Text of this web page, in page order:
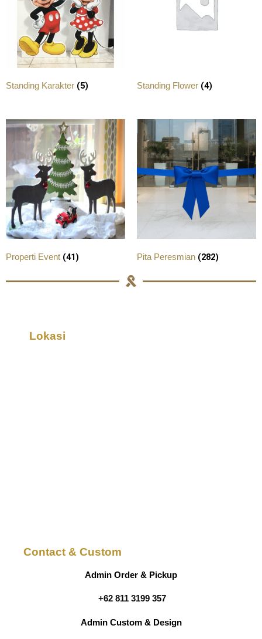
Standing Karakter (5) Standing Flower (4)
Properti Event (41) Pita Peresmian (282)
Lokasi
Contact & Custom
Admin Order & Pickup
+62 811 3199 357
Admin Custom & Design